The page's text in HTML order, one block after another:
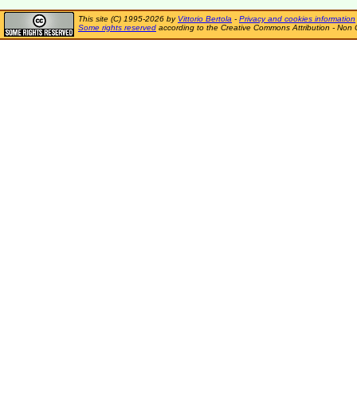
This site (C) 1995-2026 by Vittorio Bertola - Privacy and cookies information
Some rights reserved according to the Creative Commons Attribution - Non